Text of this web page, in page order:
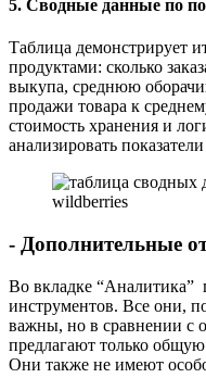
5. Сводные данные по
Таблица демонстрирует
продуктами: сколько
выкупа, среднюю
продажи товара к
стоимость хранения и
анализировать
- Дополнительные
Во вкладке “Аналитика”
инструментов. Все они,
важны, но в сравнении с
предлагают только
Они также не имеют